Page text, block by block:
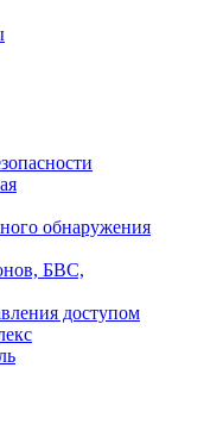
обнаружения
БВС,
доступом